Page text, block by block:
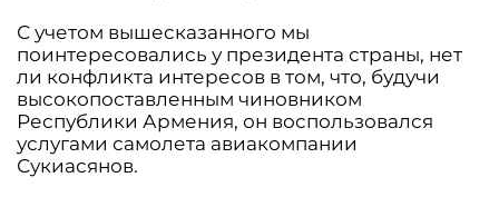
С учетом вышесказанного мы
поинтересовались у президента страны, нет
ли конфликта интересов в том, что, будучи
высокопоставленным чиновником
Республики Армения, он воспользовался
услугами самолета авиакомпании
Сукиасянов.